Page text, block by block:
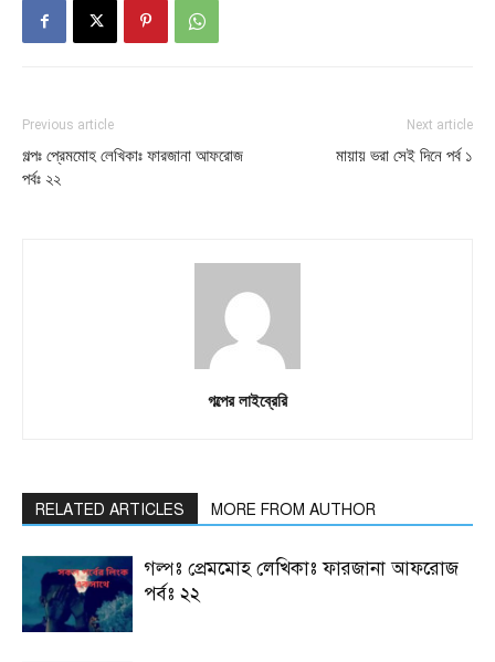
Previous article
গল্পঃ প্রেমমোহ লেখিকাঃ ফারজানা আফরোজ
পর্বঃ ২২
Next article
মায়ায় ভরা সেই দিনে পর্ব ১
গল্পের লাইব্রেরি
RELATED ARTICLES MORE FROM AUTHOR
গল্পঃ প্রেমমোহ লেখিকাঃ ফারজানা আফরোজ
পর্বঃ ২২